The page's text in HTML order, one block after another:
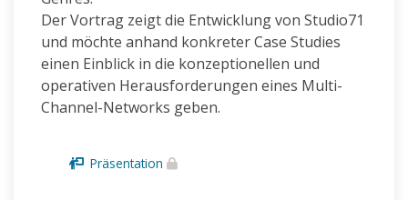
Der Vortrag zeigt die Entwicklung von Studio71
und möchte anhand konkreter Case Studies
einen Einblick in die konzeptionellen und
operativen Herausforderungen eines Multi-
Channel-Networks geben.
Präsentation